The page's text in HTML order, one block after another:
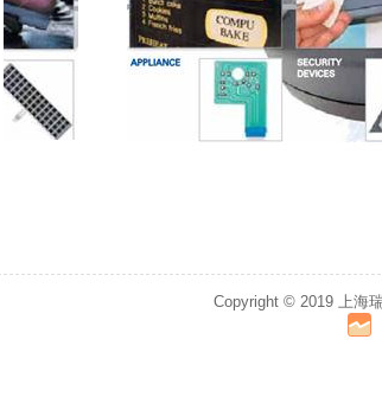
Copyright © 2019 上海